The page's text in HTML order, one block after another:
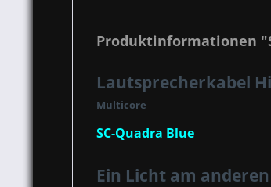
Produktinformationen
Lautsprecherkabel
Multicore
SC-Quadra Blue
Ein Licht am